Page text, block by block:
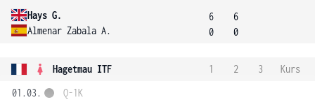
Hays G.
Almenar Zabala A.
6
0
6
0
Hagetmau ITF 1 2 3
Kurs
01.03.
Q-1K